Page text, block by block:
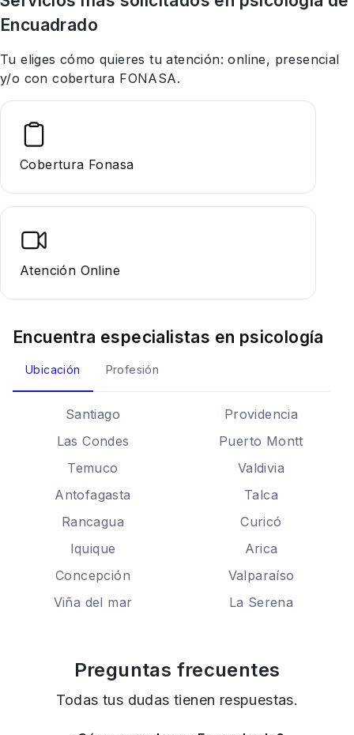
Encuadrado
Tu eliges cómo quieres tu atención: online, presencial
y/o con cobertura FONASA.
Cobertura Fonasa
Atención Online
Encuentra especialistas en psicología
Ubicación Profesión
Santiago
Providencia
Las Condes
Puerto Montt
Temuco
Valdivia
Antofagasta
Talca
Rancagua
Curicó
Iquique
Arica
Concepción
Valparaíso
Viña del mar
La Serena
Preguntas frecuentes
Todas tus dudas tienen respuestas.